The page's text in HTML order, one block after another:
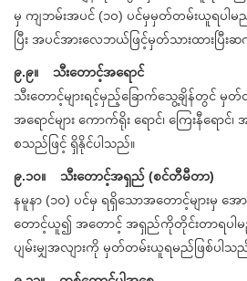
မှ ကျဘမ်းအပင် (၁၀) ပင်မှမှတ်တမ်းယူရပ
ပြီး အပင်အားလေဘယ်ဖြင့်မှတ်သားထားပ
၉.၉။ သီးတောင့်အရောင်
သီးတောင့်များရင့်မှည့်ခြောက်သွေ့ချိန်တွင် မှ
အရောင်များ ကောက်ရိုး ရောင်၊ ကြေးနီရောင်
စသည်ဖြင့် ရှိနိုင်ပါသည်။
၉.၁၀။ သီးတောင့်အရှည် (စင်တီမီတာ)
နမူနာ (၁၀) ပင်မှ ရရှိသောအတောင့်များမှ အေ
တောင့်ယူ၍ အတောင့် အရှည်ကိုတိုင်းတာရပါမ
ပျမ်းမျှအလျားကို မှတ်တမ်းယူရမည်ဖြစ်ပါသ